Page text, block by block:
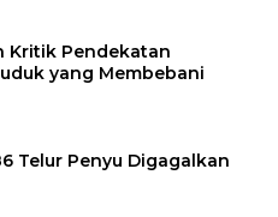
Kritik Pendekatan
yang Membebani
Telur Penyu Digagalkan